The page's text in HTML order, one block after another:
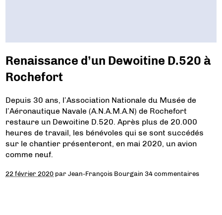
Renaissance d’un Dewoitine D.520 à
Rochefort
Depuis 30 ans, l’Association Nationale du Musée de
l’Aéronautique Navale (A.N.A.M.A.N) de Rochefort
restaure un Dewoitine D.520. Après plus de 20.000
heures de travail, les bénévoles qui se sont succédés
sur le chantier présenteront, en mai 2020, un avion
comme neuf.
22 février 2020 parJean-François Bourgain 34 commentaires